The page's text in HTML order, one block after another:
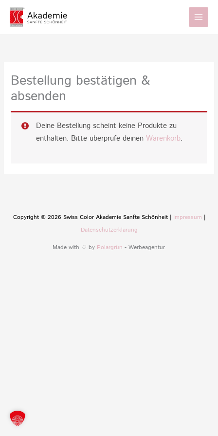
Zum
Inhalt
Bestellung bestätigen &
absenden
Deine Bestellung scheint keine Produkte zu
enthalten. Bitte überprüfe deinen Warenkorb.
Copyright © 2026 Swiss Color Akademie Sanfte Schönheit | Impressum |
Datenschutzerklärung
Made with ♡ by Polargrün - Werbeagentur.